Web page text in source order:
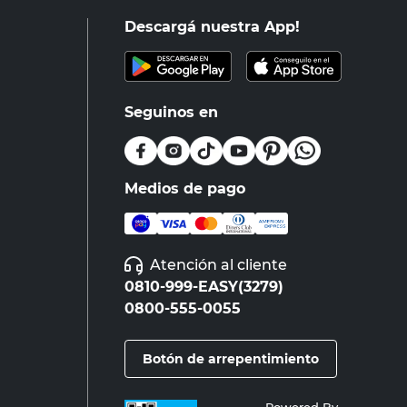
Descargá nuestra App!
Seguinos en
Medios de pago
Atención al cliente
0810-999-EASY(3279)
0800-555-0055
Botón de arrepentimiento